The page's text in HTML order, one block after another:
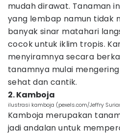
mudah dirawat. Tanaman
yang lembap namun tidak
banyak sinar matahari
cocok untuk iklim tropis.
menyiramnya secara
tanamnya mulai
sehat dan cantik.
2. Kamboja
ilustrasi kamboja (pexels.com/Jeffry
Kamboja merupakan
jadi andalan untuk